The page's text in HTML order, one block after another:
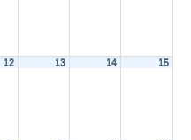
12 13 14 15